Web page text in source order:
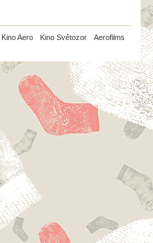
Kino Aero Kino Světozor Aerofilms